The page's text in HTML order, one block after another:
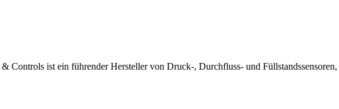
& Controls ist ein führender Hersteller von Druck-, Durchfluss- und